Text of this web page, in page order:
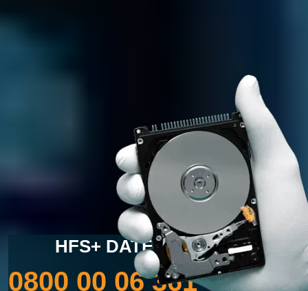
HFS+ DATENRETTUNG
0800 00 06 361